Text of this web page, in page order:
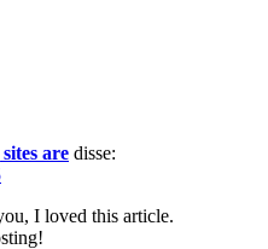
are disse:
I loved this article.